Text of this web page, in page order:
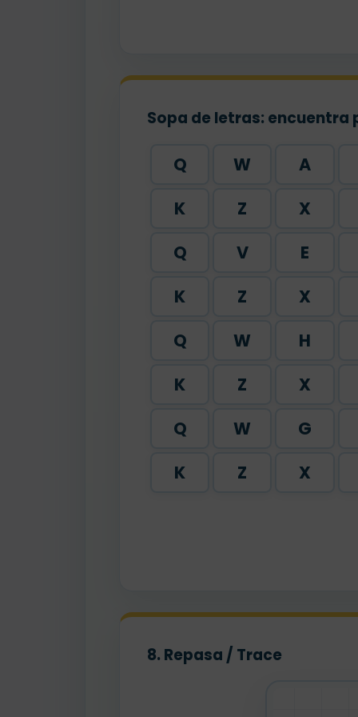
Sopa de letras:
Q W
A
K
Z
X
Q
V
E
K
Z
X
Q
W
H
K
Z
X
Q
W
G
K
Z X
8. Repasa / Trace